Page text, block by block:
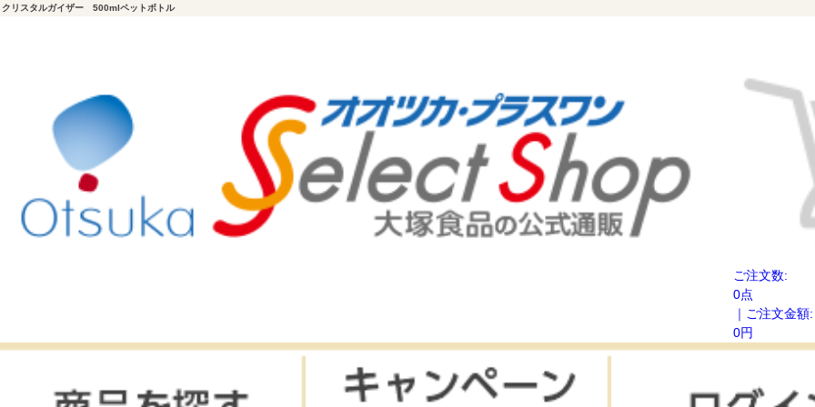
クリスタルガイザー 500mlペットボトル
ご注文数:
0点
｜ご注文金額:
0円